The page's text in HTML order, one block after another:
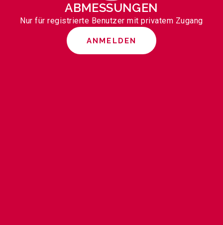
ABMESSUNGEN
Nur für registrierte Benutzer mit privatem Zugang
ANMELDEN